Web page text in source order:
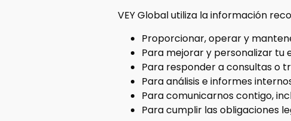
VEY Global utiliza la información
Proporcionar, operar y
Para mejorar y personalizar tu
Para responder a consultas o
Para análisis e informes
Para comunicarnos contigo,
Para cumplir las obligaciones